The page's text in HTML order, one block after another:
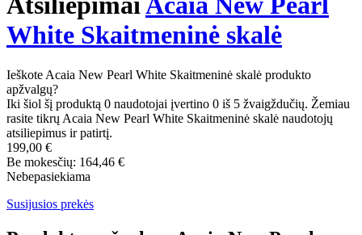
White Skaitmeninė skalė
Ieškote Acaia New Pearl White Skaitmeninė skalė produkto
apžvalgų?
Iki šiol šį produktą 0 naudotojai įvertino 0 iš 5 žvaigždučių. Žemiau
rasite tikrų Acaia New Pearl White Skaitmeninė skalė naudotojų
atsiliepimus ir patirtį.
199,00 €
Be mokesčių: 164,46 €
Nebepasiekiama
Susijusios prekės